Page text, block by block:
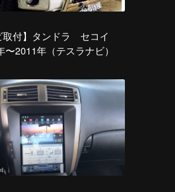
取付】タンドラ セコイ
2011年（テスラナビ）